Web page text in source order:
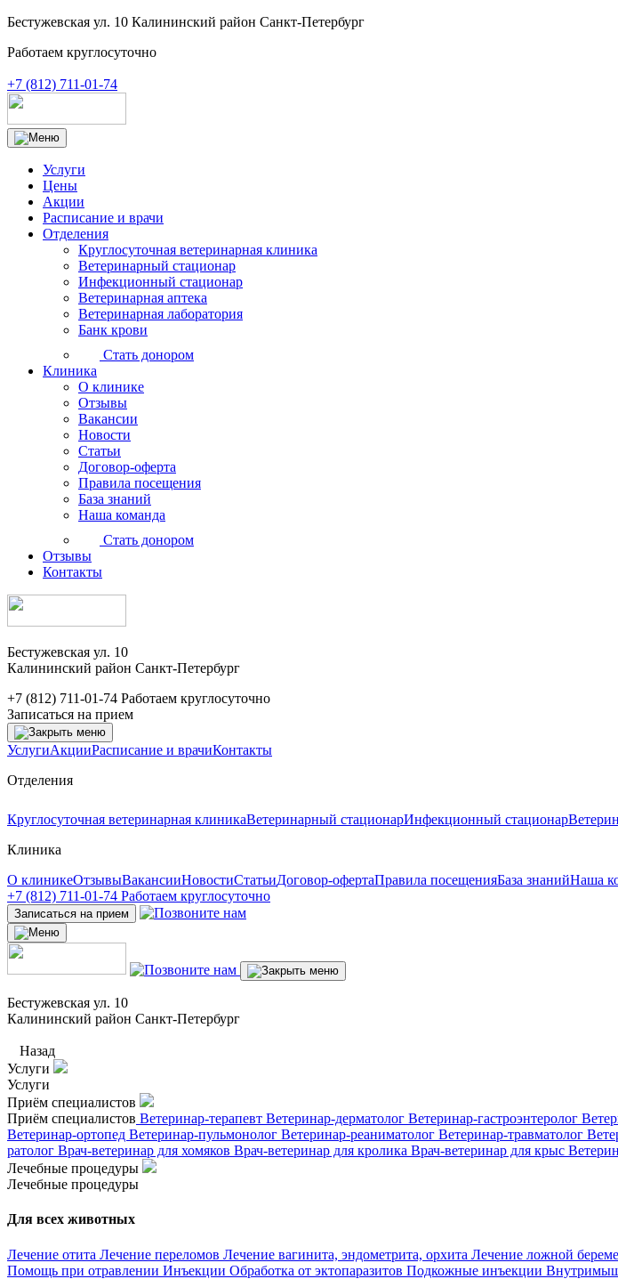
Бестужевская ул. 10 Калининский район Санкт-Петербург
Работаем круглосуточно
+7 (812) 711-01-74
Услуги
Цены
Акции
Расписание и врачи
Отделения
Круглосуточная ветеринарная клиника
Ветеринарный стационар
Инфекционный стационар
Ветеринарная аптека
Ветеринарная лаборатория
Банк крови
Стать донором
Клиника
О клинике
Отзывы
Вакансии
Новости
Статьи
Договор-оферта
Правила посещения
База знаний
Наша команда
Стать донором
Отзывы
Контакты
Бестужевская ул. 10
Калининский район Санкт-Петербург
+7 (812) 711-01-74 Работаем круглосуточно
Записаться на прием
УслугиАкцииРасписание и врачиКонтакты
Отделения
Круглосуточная ветеринарная клиникаВетеринарный стационарИнфекционный стационар
Клиника
О клиникеОтзывыВакансииНовостиСтатьиДоговор-офертаПравила посещенияБаза знанийНаша
+7 (812) 711-01-74 Работаем круглосуточно
Записаться на прием
Бестужевская ул. 10
Калининский район Санкт-Петербург
Назад
Услуги
Услуги
Приём специалистов
Приём специалистов Ветеринар-терапевт Ветеринар-дерматолог Ветеринар-гастроэнтеролог
Ветеринар-ортопед Ветеринар-пульмонолог Ветеринар-реаниматолог Ветеринар-травматолог
ратолог Врач-ветеринар для хомяков Врач-ветеринар для кролика Врач-ветеринар для крыс
Лечебные процедуры
Лечебные процедуры
Для всех животных
Лечение отита Лечение переломов Лечение вагинита, эндометрита, орхита Лечение ложной
Помощь при отравлении Инъекции Обработка от эктопаразитов Подкожные инъекции